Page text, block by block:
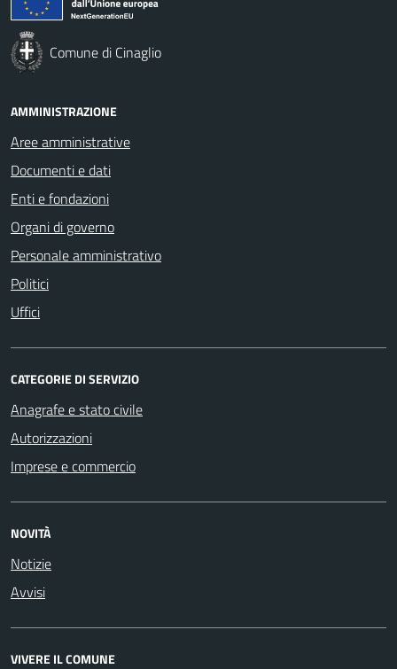
Comune di Cinaglio
AMMINISTRAZIONE
Aree amministrative
Documenti e dati
Enti e fondazioni
Organi di governo
Personale amministrativo
Politici
Uffici
CATEGORIE DI SERVIZIO
Anagrafe e stato civile
Autorizzazioni
Imprese e commercio
NOVITÀ
Notizie
Avvisi
VIVERE IL COMUNE